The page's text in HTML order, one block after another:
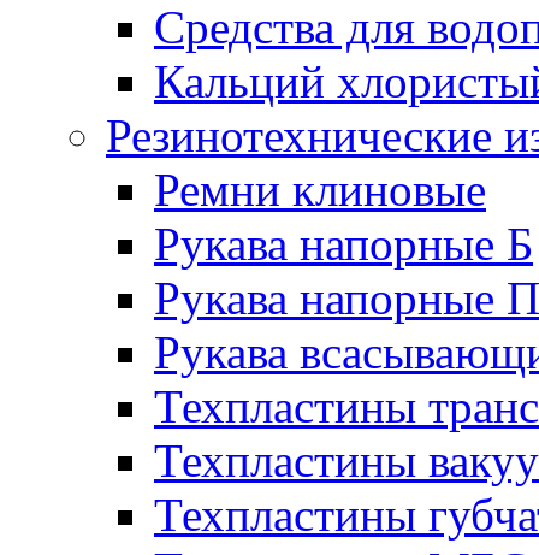
Средства для
Кальций
Резинотехнические
Ремни клиновые
Рукава напорные Б
Рукава напорные П
Рукава
Техпластины
Техпластины
Техпластины